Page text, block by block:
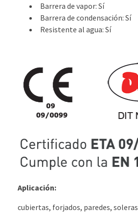
Barrera de vapor: Sí
Barrera de condensación: Sí
Resistente al agua: Sí
Aplicación:
cubiertas, forjados, paredes, soleras